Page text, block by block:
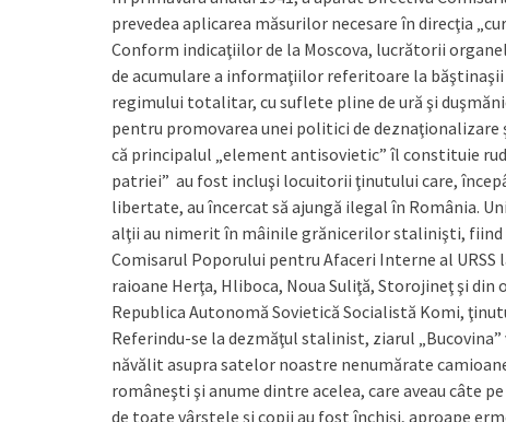
prevedea aplicarea măsurilor necesare în direcţia
Conform indicaţiilor de la Moscova, lucrătorii
de acumulare a informaţiilor referitoare la
regimului totalitar, cu suflete pline de ură şi
pentru promovarea unei politici de
că principalul „element antisovietic” îl constituie
patriei” au fost incluşi locuitorii ţinutului care,
libertate, au încercat să ajungă ilegal în România.
alţii au nimerit în mâinile grănicerilor stalinişti, fiind
Comisarul Poporului pentru Afaceri Interne al
raioane Herţa, Hliboca, Noua Suliţă, Storojineţ şi din
Republica Autonomă Sovietică Socialistă Komi,
Referindu-se la dezmăţul stalinist, ziarul
năvălit asupra satelor noastre nenumărate
româneşti şi anume dintre acelea, care aveau câte
de toate vârstele şi copii au fost închişi, aproape